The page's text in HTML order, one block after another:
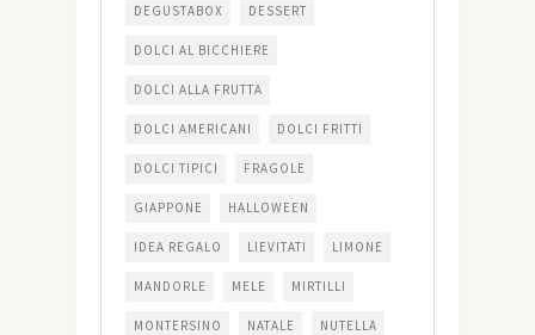
DEGUSTABOX DESSERT
DOLCI AL BICCHIERE
DOLCI ALLA FRUTTA
DOLCI AMERICANI DOLCI FRITTI
DOLCI TIPICI FRAGOLE
GIAPPONE HALLOWEEN
IDEA REGALO LIEVITATI LIMONE
MANDORLE MELE MIRTILLI
MONTERSINO NATALE NUTELLA